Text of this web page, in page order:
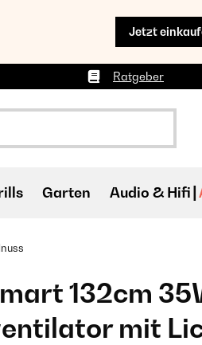
Jetzt
Ratgeber
Garten Audio & Hifi
132cm
mit